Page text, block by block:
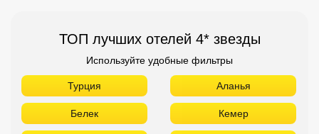
ТОП лучших отелей 4* звезды
Используйте удобные фильтры
Турция Аланья
Белек Кемер